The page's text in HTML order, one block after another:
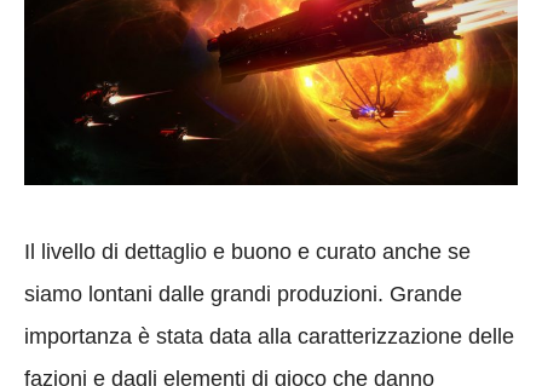
Il livello di dettaglio e buono e curato anche se
siamo lontani dalle grandi produzioni. Grande
importanza è stata data alla caratterizzazione delle
fazioni e dagli elementi di gioco che danno